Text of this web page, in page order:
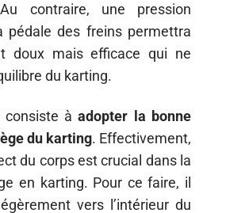
contraire, une pression
pédale des freins permettra
doux mais efficace qui ne
du karting.
consiste àadopter la bonne
du karting. Effectivement,
du corps est crucial dans la
en karting. Pour ce faire, il
vers l’intérieur du